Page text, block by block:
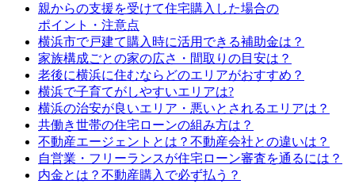
親からの支援を受けて住宅購入した場合の
ポイント・注意点
横浜市で戸建て購入時に活用できる補助金は？
家族構成ごとの家の広さ・間取りの目安は？
老後に横浜に住むならどのエリアがおすすめ？
横浜で子育てがしやすいエリアは?
横浜の治安が良いエリア・悪いとされるエリアは？
共働き世帯の住宅ローンの組み方は？
不動産エージェントとは？不動産会社との違いは？
自営業・フリーランスが住宅ローン審査を通るには？
内金とは？不動産購入で必ず払う？